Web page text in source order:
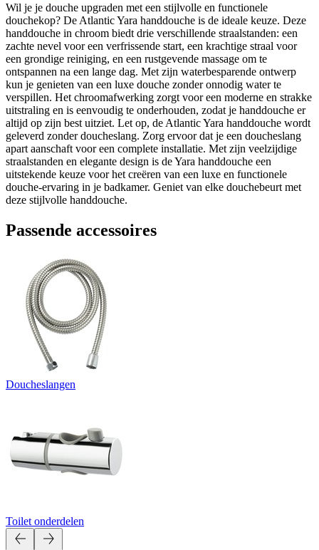
Wil je je douche upgraden met een stijlvolle en functionele
douchekop? De Atlantic Yara handdouche is de ideale keuze. Deze
handdouche in chroom biedt drie verschillende straalstanden: een
zachte nevel voor een verfrissende start, een krachtige straal voor
een grondige reiniging, en een rustgevende massage om te
ontspannen na een lange dag. Met zijn waterbesparende ontwerp
kun je genieten van een luxe douche zonder onnodig water te
verspillen. Het chroomafwerking zorgt voor een moderne en strakke
uitstraling en is eenvoudig te onderhouden, zodat je handdouche er
altijd op zijn best uitziet. Let op, de Atlantic Yara handdouche wordt
geleverd zonder doucheslang. Zorg ervoor dat je een doucheslang
apart aanschaft voor een complete installatie. Met zijn veelzijdige
straalstanden en elegante design is de Yara handdouche een
uitstekende keuze voor het creëren van een luxe en functionele
douche-ervaring in je badkamer. Geniet van elke douchebeurt met
deze stijlvolle handdouche.
Passende accessoires
Doucheslangen
Toilet onderdelen